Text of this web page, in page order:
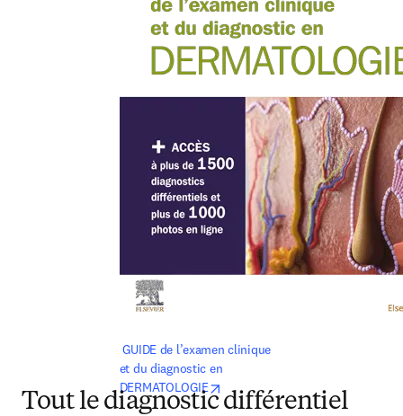
GUIDE de l’examen clinique
et du diagnostic en
DERMATOLOGIE
opens in new tab/window
Tout le diagnostic différentiel